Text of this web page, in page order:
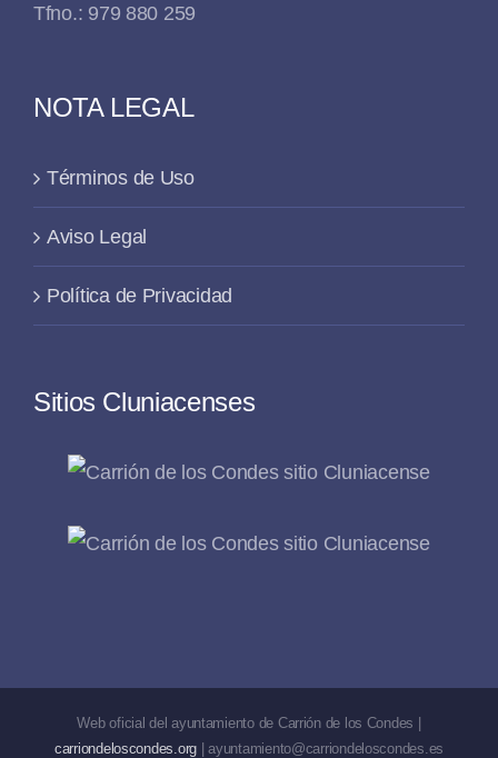
Tfno.: 979 880 259
NOTA LEGAL
Términos de Uso
Aviso Legal
Política de Privacidad
Sitios Cluniacenses
Web oficial del ayuntamiento de Carrión de los Condes |
carriondeloscondes.org | ayuntamiento@carriondeloscondes.es